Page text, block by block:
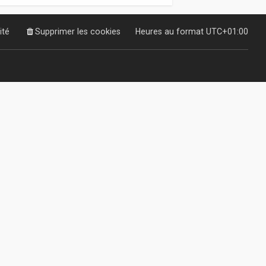
Heures au format UTC+01:00
Supprimer les cookies